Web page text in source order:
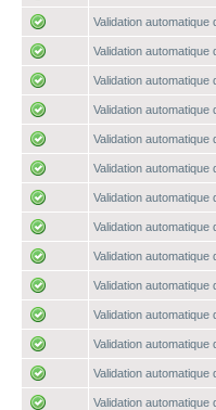
Validation
Validation
Validation
Validation
Validation
Validation
Validation
Validation
Validation
Validation
Validation
Validation
Validation
Validation